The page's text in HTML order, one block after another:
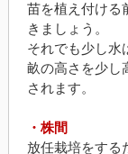
苗を植え付ける
きましょう。
それでも少し水
畝の高さを少し
されます。
・株間
放任栽培をする